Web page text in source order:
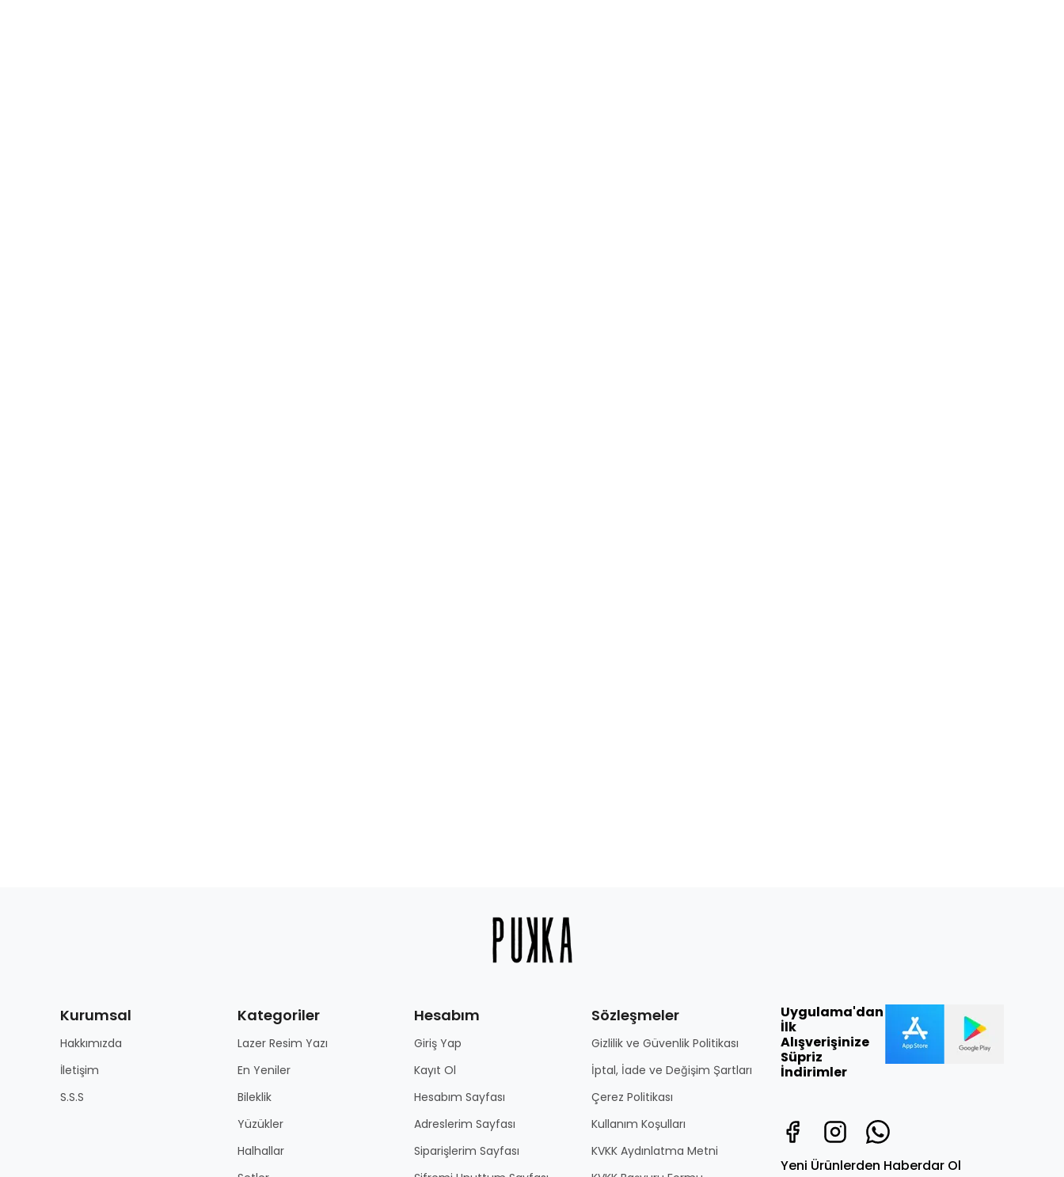
Kurumsal
Hakkımızda
İletişim
S.S.S
Kategoriler
Lazer Resim Yazı
En Yeniler
Bileklik
Yüzükler
Halhallar
Hesabım
Giriş Yap
Kayıt Ol
Hesabım Sayfası
Adreslerim Sayfası
Siparişlerim Sayfası
Sözleşmeler
Gizlilik ve Güvenlik Politikası
İptal, İade ve Değişim Şartları
Çerez Politikası
Kullanım Koşulları
KVKK Aydınlatma Metni
Uygulama'dan
İlk
Alışverişinize
Süpriz
İndirimler
Yeni Ürünlerden Haberdar Ol